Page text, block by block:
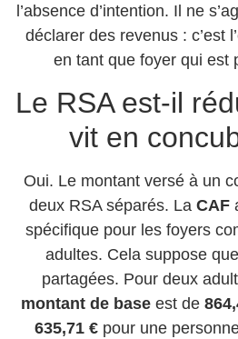
l’absence d’intention. Il ne
déclarer des revenus : c’est
en tant que foyer qui est
Le RSA est-il
vit en
Oui. Le montant versé à un
deux RSA séparés. La CAF
spécifique pour les foyers
adultes. Cela suppose
partagées. Pour deux
montant de baseest de
635,71 €pour une